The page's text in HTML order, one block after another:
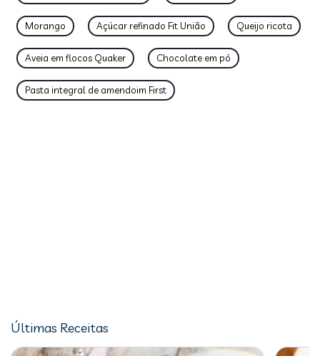
Morango Açúcar refinado Fit União Queijo ricota
Aveia em flocos Quaker Chocolate em pó
Pasta integral de amendoim First
Últimas Receitas